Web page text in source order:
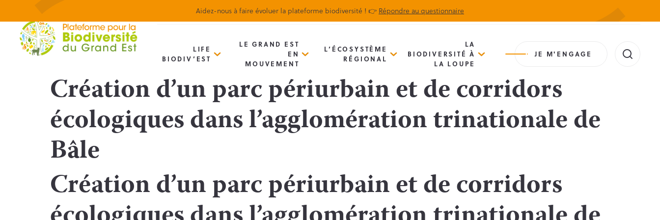
Aidez-nous à faire évoluer la plateforme biodiversité ! 👉 Répondre au questionnaire
Biodiv’Map Newsletter Actualités
LIFE
BIODIV’EST
LE GRAND EST
EN
MOUVEMENT
L’ÉCOSYSTÈME
RÉGIONAL
LA
BIODIVERSITÉ À
LA LOUPE
JE M'ENGAGE
Création d’un parc périurbain et de corridors
écologiques dans l’agglomération trinationale de
Bâle
Création d’un parc périurbain et de corridors